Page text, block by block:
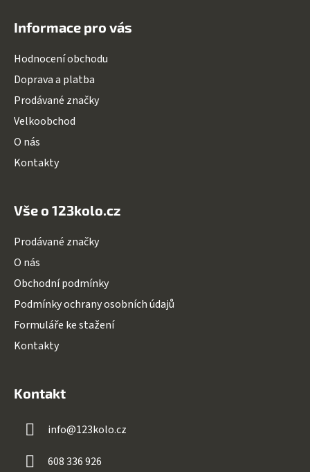
Informace pro vás
Hodnocení obchodu
Doprava a platba
Prodávané značky
Velkoobchod
O nás
Kontakty
Vše o 123kolo.cz
Prodávané značky
O nás
Obchodní podmínky
Podmínky ochrany osobních údajů
Formuláře ke stažení
Kontakty
Kontakt
info@123kolo.cz
608 336 926